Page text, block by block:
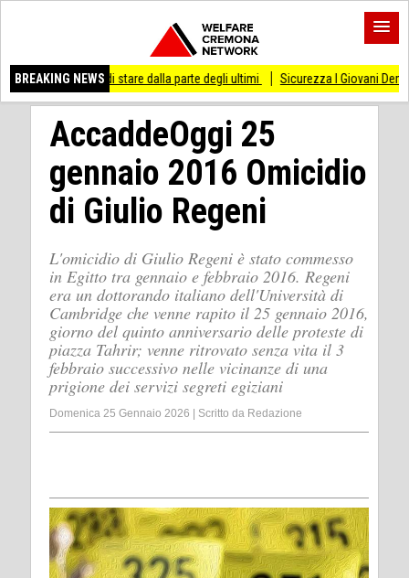
BREAKING NEWS
di stare dalla parte degli ultimi Sicurezza I Giovani Democratici
AccaddeOggi 25
gennaio 2016 Omicidio
di Giulio Regeni
L'omicidio di Giulio Regeni è stato commesso
in Egitto tra gennaio e febbraio 2016. Regeni
era un dottorando italiano dell'Università di
Cambridge che venne rapito il 25 gennaio 2016,
giorno del quinto anniversario delle proteste di
piazza Tahrir; venne ritrovato senza vita il 3
febbraio successivo nelle vicinanze di una
prigione dei servizi segreti egiziani
Domenica 25 Gennaio 2026 Scritto da Redazione